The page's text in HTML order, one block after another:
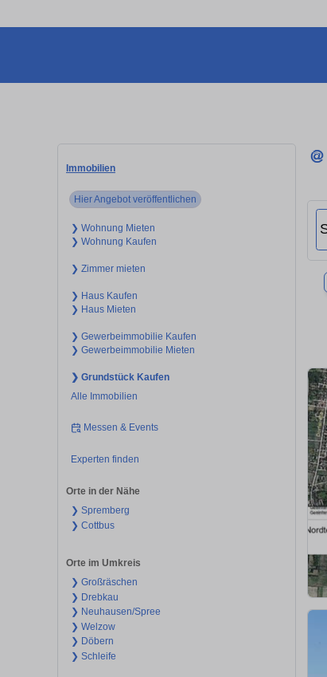
Immobilien
Hier Angebot veröffentlichen
❯ Wohnung Mieten
❯ Wohnung Kaufen
❯ Zimmer mieten
❯ Haus Kaufen
❯ Haus Mieten
❯ Gewerbeimmobilie Kaufen
❯ Gewerbeimmobilie Mieten
❯ Grundstück Kaufen
Alle Immobilien
Messen & Events
Experten finden
Orte in der Nähe
❯ Spremberg
❯ Cottbus
Orte im Umkreis
❯ Großräschen
❯ Drebkau
❯ Neuhausen/Spree
❯ Welzow
❯ Döbern
❯ Schleife